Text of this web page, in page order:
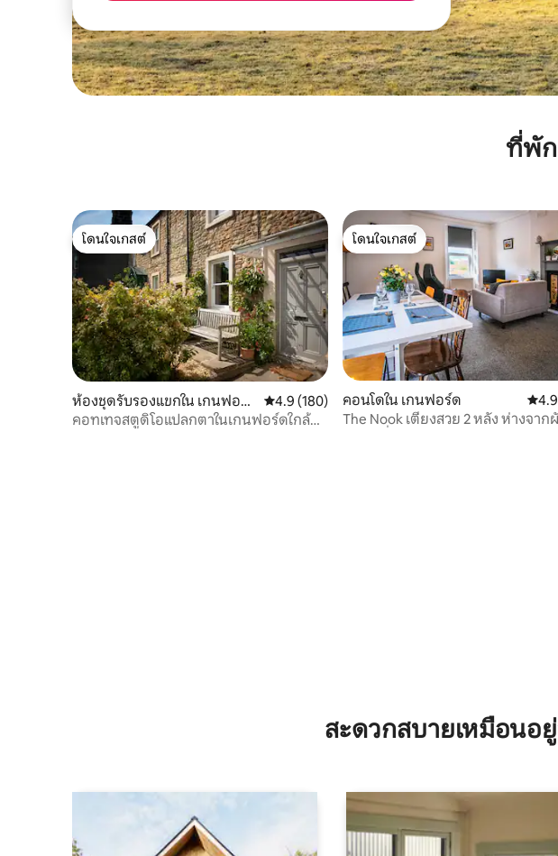
ที่พัก
โดนใจเกสต์
โดนใจเกสต์
ห้องชุดรับรองแขกใน เกนฟอร์
ด
คะแนนเฉลี่ย 4.9 จาก 5, 180 รีวิว
4.9 (180)
คอทเทจสตูดิโอแปลกตาในเกนฟอร์ดใกล้ที
โดนใจเกสต์
โดนใจเกสต์
คอนโดใน เกนฟอร์ด คะแ
The Nook เตียงสวย 2 หลัง ห่างจาก
สะดวกสบายเหมือนอ